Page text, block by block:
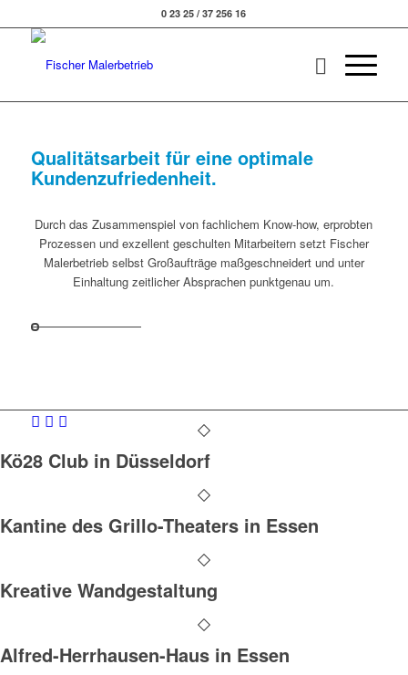
0 23 25 / 37 256 16
Qualitätsarbeit für eine optimale
Kundenzufriedenheit.
Durch das Zusammenspiel von fachlichem Know-how, erprobten
Prozessen und exzellent geschulten Mitarbeitern setzt Fischer
Malerbetrieb selbst Großaufträge maßgeschneidert und unter
Einhaltung zeitlicher Absprachen punktgenau um.
Kö28 Club in Düsseldorf
Kantine des Grillo-Theaters in Essen
Kreative Wandgestaltung
Alfred-Herrhausen-Haus in Essen